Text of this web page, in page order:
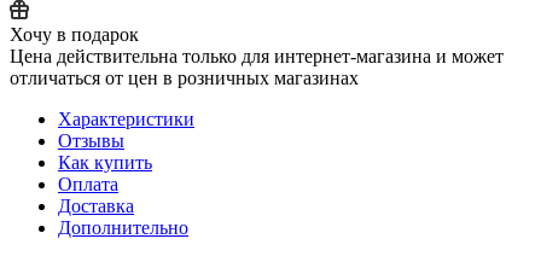
Хочу в подарок
Цена действительна только для интернет-магазина и может
отличаться от цен в розничных магазинах
Характеристики
Отзывы
Как купить
Оплата
Доставка
Дополнительно